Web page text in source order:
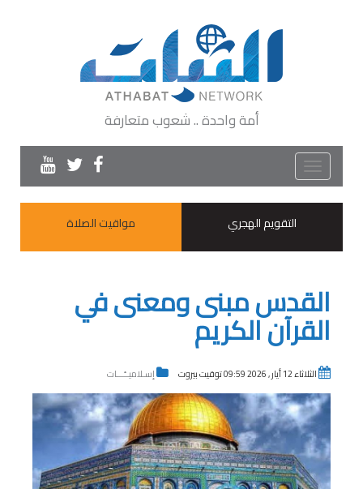
أمة واحدة .. شعوب متعارفة
Toggle
navigation
التقويم الهجري
مواقيت الصلاة
القدس مبنى ومعنى في
القرآن الكريم
الثلاثاء 12 أيار , 2026 09:59 توقيت بيروت إسـلاميــّـــات